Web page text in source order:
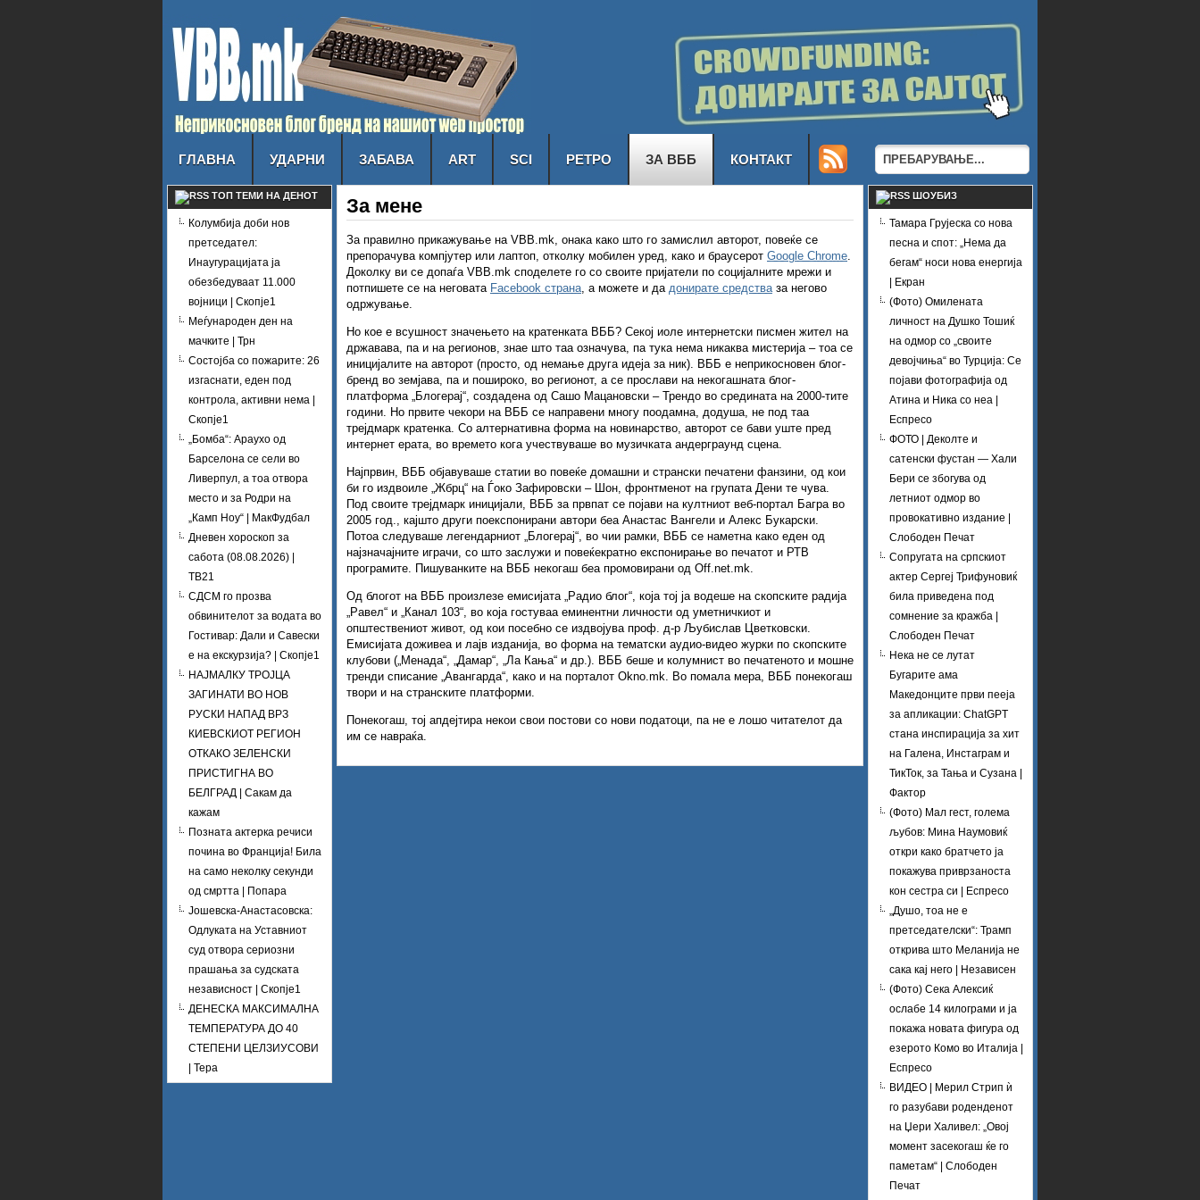
ГЛАВНА УДАРНИ ЗАБАВА ART SCI РЕТРО ЗА ВББ КОНТАКТ
ТОП ТЕМИ НА ДЕНОТ
Колумбија доби нов
претседател:
Инаугурацијата ја
обезбедуваат 11.000
војници | Скопје1
Меѓународен ден на
мачките | Трн
Состојба со пожарите: 26
изгаснати, еден под
контрола, активни нема |
Скопје1
„Бомба“: Араухо од
Барселона се сели во
Ливерпул, а тоа отвора
место и за Родри на
„Камп Ноу“ | МакФудбал
Дневен хороскоп за
сабота (08.08.2026) |
ТВ21
СДСМ го прозва
обвинителот за водата во
Гостивар: Дали и Савески
е на екскурзија? | Скопје1
НАЈМАЛКУ ТРОЈЦА
ЗАГИНАТИ ВО НОВ
РУСКИ НАПАД ВРЗ
КИЕВСКИОТ РЕГИОН
ОТКАКО ЗЕЛЕНСКИ
ПРИСТИГНА ВО
БЕЛГРАД | Сакам да
кажам
Позната актерка речиси
почина во Франција! Била
на само неколку секунди
од смртта | Попара
Јошевска-Анастасовска:
Одлуката на Уставниот
суд отвора сериозни
прашања за судската
независност | Скопје1
ДЕНЕСКА МАКСИМАЛНА
ТЕМПЕРАТУРА ДО 40
СТЕПЕНИ ЦЕЛЗИУСОВИ
| Тера
За мене
За правилно прикажување на VBB.mk, онака како што го замислил авторот, повеќе се
препорачува компјутер или лаптоп, отколку мобилен уред, како и браусерот Google Chrome.
Доколку ви се допаѓа VBB.mk споделете го со своите пријатели по социјалните мрежи и
потпишете се на неговата Facebook страна, а можете и да донирате средстваза негово
одржување.
Но кое е всушност значењето на кратенката ВББ? Секој иоле интернетски писмен жител на
државава, па и на регионов, знае што таа означува, па тука нема никаква мистерија – тоа се
иницијалите на авторот (просто, од немање друга идеја за ник). ВББ е неприкосновен блог-
бренд во земјава, па и пошироко, во регионот, а се прослави на некогашната блог-
платформа „Блогерај“, создадена од Сашо Мацановски – Трендо во средината на 2000-тите
години. Но првите чекори на ВББ се направени многу поодамна, додуша, не под таа
трејдмарк кратенка. Со алтернативна форма на новинарство, авторот се бави уште пред
интернет ерата, во времето кога учествуваше во музичката андерграунд сцена.
Најпрвин, ВББ објавуваше статии во повеќе домашни и странски печатени фанзини, од кои
би го издвоиле „Жбрц“ на Ѓоко Зафировски – Шон, фронтменот на групата Дени те чува.
Под своите трејдмарк иницијали, ВББ за првпат се појави на култниот веб-портал Багра во
2005 год., кајшто други поекспонирани автори беа Анастас Вангели и Алекс Букарски.
Потоа следуваше легендарниот „Блогерај“, во чии рамки, ВББ се наметна како еден од
најзначајните играчи, со што заслужи и повеќекратно експонирање во печатот и РТВ
програмите. Пишуванките на ВББ некогаш беа промовирани од Off.net.mk.
Од блогот на ВББ произлезе емисијата „Радио блог“, која тој ја водеше на скопските радија
„Равел“ и „Канал 103“, во која гостуваа еминентни личности од уметничкиот и
општествениот живот, од кои посебно се издвојува проф. д-р Љубислав Цветковски.
Емисијата доживеа и лајв изданија, во форма на тематски аудио-видео журки по скопските
клубови („Менада“, „Дамар“, „Ла Кања“ и др.). ВББ беше и колумнист во печатеното и мошне
тренди списание „Авангарда“, како и на порталот Okno.mk. Во помала мера, ВББ понекогаш
твори и на странските платформи.
Понекогаш, тој апдејтира некои свои постови со нови податоци, па не е лошо читателот да
им се навраќа.
ШОУБИЗ
Тамара Грујеска со нова
песна и спот: „Нема да
бегам“ носи нова енергија
| Екран
(Фото) Омилената
личност на Душко Тошиќ
на одмор со „своите
девојчиња“ во Турција: Се
појави фотографија од
Атина и Ника со неа |
Еспресо
ФОТО | Деколте и
сатенски фустан — Хали
Бери се збогува од
летниот одмор во
провокативно издание |
Слободен Печат
Сопругата на српскиот
актер Сергеј Трифуновиќ
била приведена под
сомнение за кражба |
Слободен Печат
Нека не се лутат
Бугарите ама
Македонците први пееја
за апликации: ChatGPT
стана инспирација за хит
на Галена, Инстаграм и
ТикТок, за Тања и Сузана |
Фактор
(Фото) Мал гест, голема
љубов: Мина Наумовиќ
откри како братчето ја
покажува приврзаноста
кон сестра си | Еспресо
„Душо, тоа не е
претседателски“: Трамп
открива што Меланија не
сака кај него | Независен
(Фото) Сека Алексиќ
ослабе 14 килограми и ја
покажа новата фигура од
езерото Комо во Италија |
Еспресо
ВИДЕО | Мерил Стрип ѝ
го разубави роденденот
на Џери Халивел: „Овој
момент засекогаш ќе го
паметам“ | Слободен
Печат